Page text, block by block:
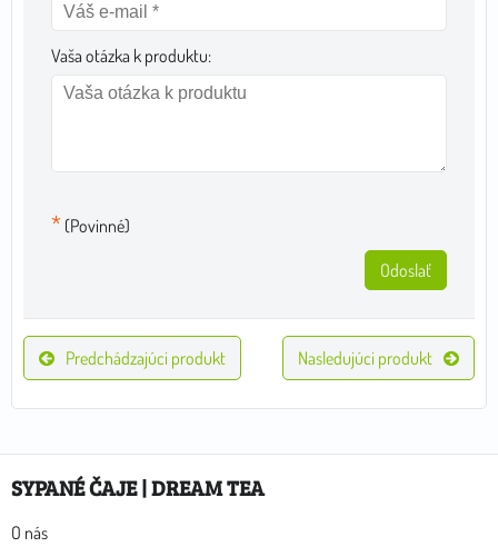
Vaša otázka k produktu:
* (Povinné)
Odoslať
Predchádzajúci produkt Nasledujúci produkt
SYPANÉ ČAJE | DREAM TEA
O nás